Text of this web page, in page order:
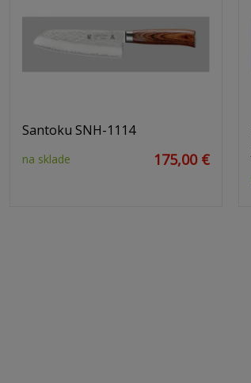
Santoku SNH-1114
na sklade 175,00 €